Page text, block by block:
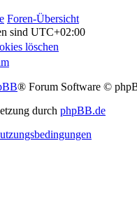
Foren-Übersicht
sind UTC+02:00
löschen
® Forum Software ©
durch phpBB.de